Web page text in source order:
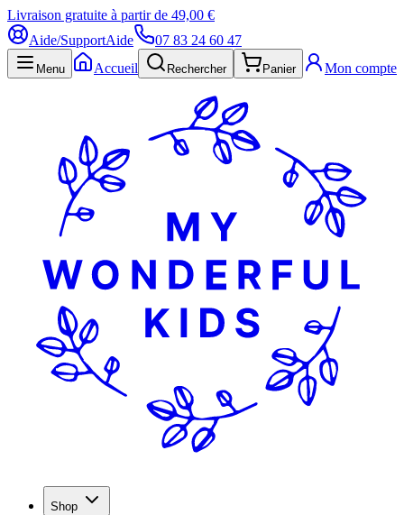
Livraison gratuite à partir de 49,00 €
Aide/SupportAide 07 83 24 60 47
Menu Accueil Rechercher Panier Mon compte
Shop